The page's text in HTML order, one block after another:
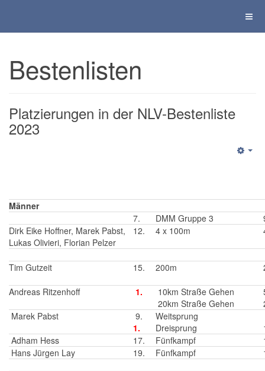
Bestenlisten
Platzierungen in der NLV-Bestenliste
2023
Männer
7.
DMM Gruppe 3
Dirk Eike Hoffner, Marek Pabst,
Lukas Olivieri, Florian Pelzer
12. 4 x 100m
Tim Gutzeit 15. 200m
Andreas Ritzenhoff 1.
10km Straße Gehen
20km Straße Gehen
Marek Pabst
9.
1.
Weitsprung
Dreisprung
Adham Hess
17. Fünfkampf
Hans Jürgen Lay
19. Fünfkampf